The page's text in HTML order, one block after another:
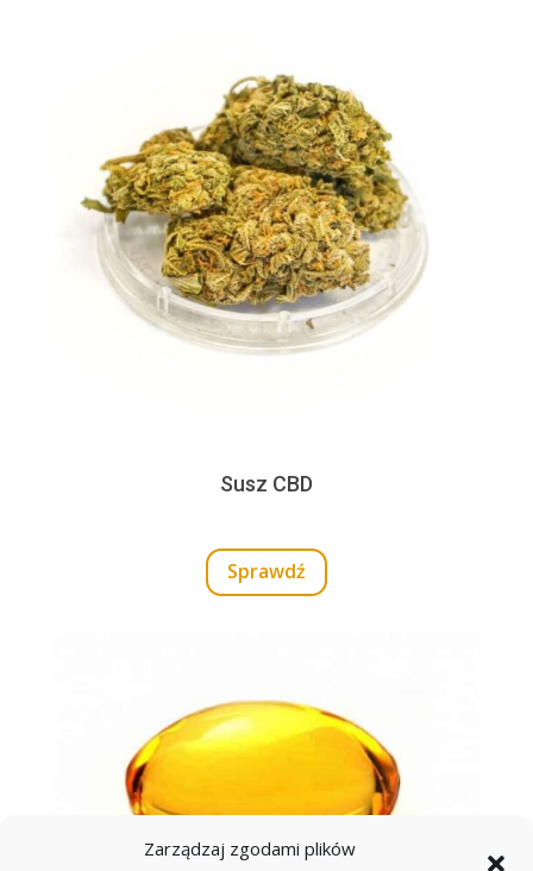
Zarządzaj zgodami plików
Susz CBD
Sprawdź